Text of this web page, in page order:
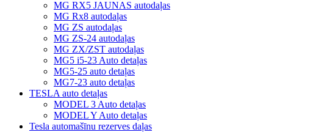
MG RX5 JAUNAS autodaļas
MG Rx8 autodaļas
MG ZS autodaļas
MG ZS-24 autodaļas
MG ZX/ZST autodaļas
MG5 i5-23 Auto detaļas
MG5-25 auto detaļas
MG7-23 auto detaļas
TESLA auto detaļas
MODEL 3 Auto detaļas
MODEL Y Auto detaļas
Tesla automašīnu rezerves daļas